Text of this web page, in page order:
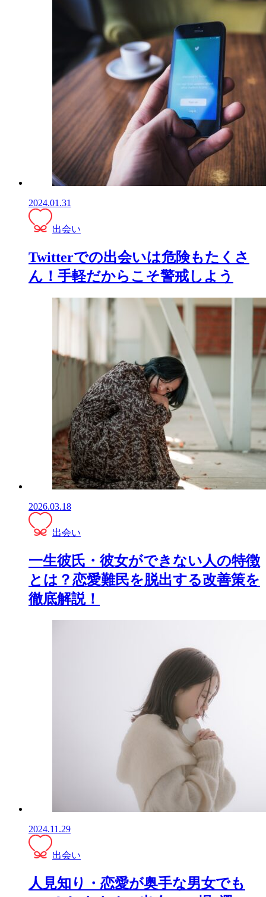
2024.01.31
出会い
Twitterでの出会いは危険もたくさ
ん！手軽だからこそ警戒しよう
2026.03.18
出会い
一生彼氏・彼女ができない人の特徴
とは？恋愛難民を脱出する改善策を
徹底解説！
2024.11.29
出会い
人見知り・恋愛が奥手な男女でも